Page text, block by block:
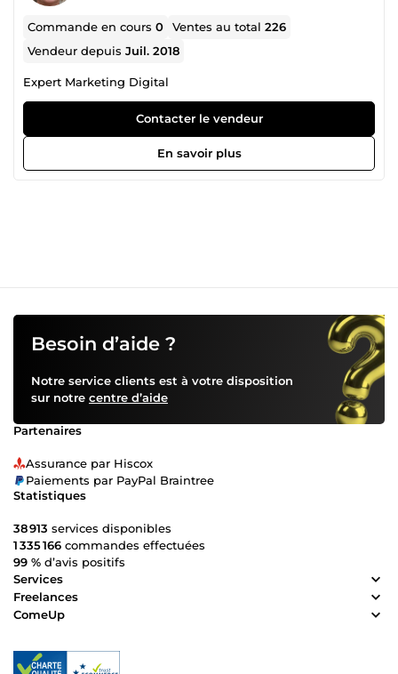
Commande en cours0 Ventes au total226
Vendeur depuisJuil. 2018
Expert Marketing Digital
Contacter le vendeur
En savoir plus
Besoin d’aide ?
Notre service clients est à votre disposition
sur notre centre d’aide
Partenaires
Assurance par Hiscox
Paiements par PayPal Braintree
Statistiques
38 913 services disponibles
1 335 166 commandes effectuées
99 % d’avis positifs
Services
Freelances
ComeUp